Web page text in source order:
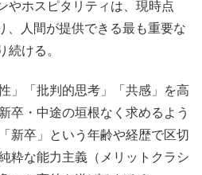
やホスピタリティは、現時点
、人間が提供できる最も重要な
続ける。
」「批判的思考」「共感」を高
卒・中途の垣根なく求めるよう
新卒」という年齢や経歴で区切
粋な能力主義（メリットクラシ